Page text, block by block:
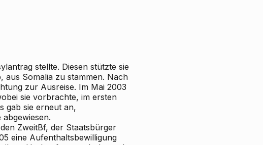
stellte. Diesen stützte sie
aus Somalia zu stammen. Nach
zur Ausreise. Im Mai 2003
sie vorbrachte, im ersten
gab sie erneut an,
ZweitBf, der Staatsbürger
eine Aufenthaltsbewilligung